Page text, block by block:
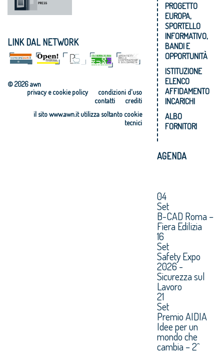
LINK DAL NETWORK
© 2026 awn
condizioni d'uso
privacy e cookie policy
crediti
contatti
il sito www.awn.it utilizza soltanto cookie
tecnici
PROGETTO
EUROPA,
SPORTELLO
INFORMATIVO,
BANDI E
OPPORTUNITÀ
ISTITUZIONE
ELENCO
AFFIDAMENTO
INCARICHI
ALBO
FORNITORI
AGENDA
04
Set
B-CAD Roma –
Fiera Edilizia
16
Set
Safety Expo
2026 -
Sicurezza sul
Lavoro
21
Set
Premio AIDIA
Idee per un
mondo che
cambia – 2^